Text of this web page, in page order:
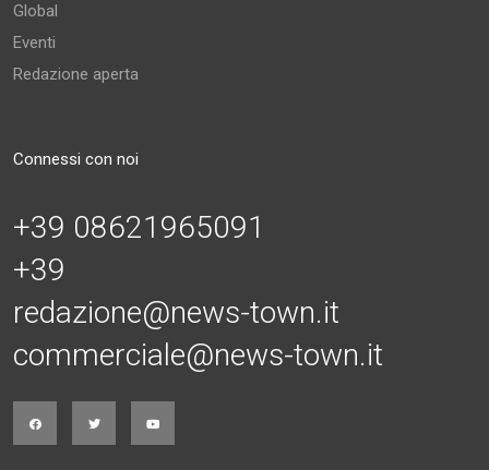
Global
Eventi
Redazione aperta
Connessi con noi
+39 08621965091
+39
redazione@news-town.it
commerciale@news-town.it